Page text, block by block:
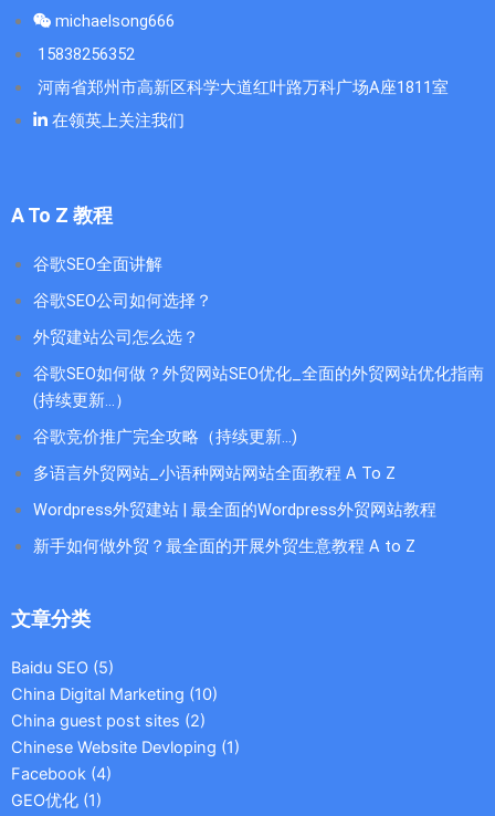
michaelsong666
15838256352
河南省郑州市高新区科学大道红叶路万科广场A座1811室
在领英上关注我们
A To Z 教程
谷歌SEO全面讲解
谷歌SEO公司如何选择？
外贸建站公司怎么选？
谷歌SEO如何做？外贸网站SEO优化_全面的外贸网站优化指南
(持续更新...）
谷歌竞价推广完全攻略（持续更新…)
多语言外贸网站_小语种网站网站全面教程 A To Z
Wordpress外贸建站 | 最全面的Wordpress外贸网站教程
新手如何做外贸？最全面的开展外贸生意教程 A to Z
文章分类
Baidu SEO (5)
China Digital Marketing (10)
China guest post sites (2)
Chinese Website Devloping (1)
Facebook (4)
GEO优化 (1)